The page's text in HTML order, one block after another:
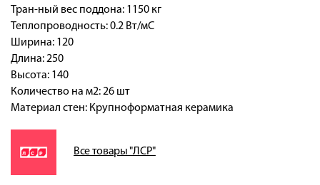
Тран-ный вес поддона: 1150 кг
Теплопроводность: 0.2 Вт/мС
Ширина: 120
Длина: 250
Высота: 140
Количество на м2: 26 шт
Материал стен: Крупноформатная керамика
Все товары "ЛСР"